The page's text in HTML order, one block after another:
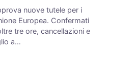
nuove tutele per i
Europea. Confermati
tre ore, cancellazioni e
a…